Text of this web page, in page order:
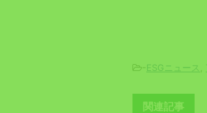
-ESGニュース
関連記事